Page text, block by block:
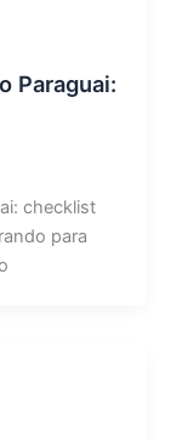
Paraguai:
checklist
para